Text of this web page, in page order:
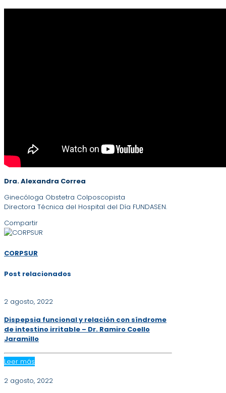
Dra. Alexandra Correa
Ginecóloga Obstetra Colposcopista
Directora Técnica del Hospital del Día FUNDASEN.
Compartir
CORPSUR
Post relacionados
2 agosto, 2022
Dispepsia funcional y relación con síndrome
de intestino irritable – Dr. Ramiro Coello
Jaramillo
Leer más
2 agosto, 2022